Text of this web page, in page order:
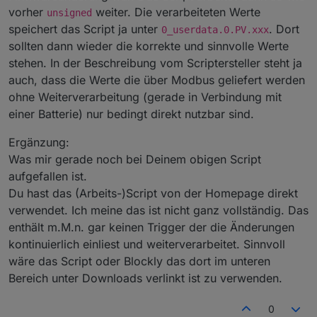
// Write signed bat
setState("0_userdata.0.PV.SignedBat",
// Calculate PV
$pvToBat
=
$pvToGrid
$loadRemaining = $load
if (
$remaining
if ($remaining > $loadRemaining) {
$pvToLoad = $loadRemaining;
$remaining -= $load;
$loadRemaining = 0;
    }
else {
$pvToLoad
$remaining
// createState(state, 0, true, {name:
    if ( !existsState(state )) {
createState(state, 0, false,
    }
}
// Decode running state flags
stehen aber nur 2462 W, wo sind die restlichen 284 W
hin?
geändert werden oder ist meine Änderung einfach
falsch?
vorher unsigned weiter. Die verarbeiteten Werte
speichert das Script ja unter 0_userdata.0.PV.xxx. Dort
sollten dann wieder die korrekte und sinnvolle Werte
stehen. In der Beschreibung vom Scriptersteller steht ja
auch, dass die Werte die über Modbus geliefert werden
ohne Weiterverarbeitung (gerade in Verbindung mit
einer Batterie) nur bedingt direkt nutzbar sind.
Ergänzung:
Was mir gerade noch bei Deinem obigen Script
aufgefallen ist.
Du hast das (Arbeits-)Script von der Homepage direkt
verwendet. Ich meine das ist nicht ganz vollständig. Das
enthält m.M.n. gar keinen Trigger der die Änderungen
kontinuierlich einliest und weiterverarbeitet. Sinnvoll
wäre das Script oder Blockly das dort im unteren
Bereich unter Downloads verlinkt ist zu verwenden.
0